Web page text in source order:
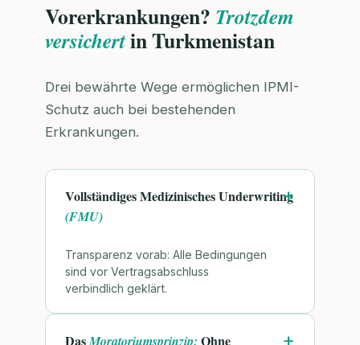
Vorerkrankungen? Trotzdem
versichertin Turkmenistan
Drei bewährte Wege ermöglichen IPMI-
Schutz auch bei bestehenden
Erkrankungen.
Vollständiges Medizinisches Underwriting
(FMU)
Transparenz vorab: Alle Bedingungen
sind vor Vertragsabschluss
verbindlich geklärt.
DasMoratoriumsprinzip: Ohne